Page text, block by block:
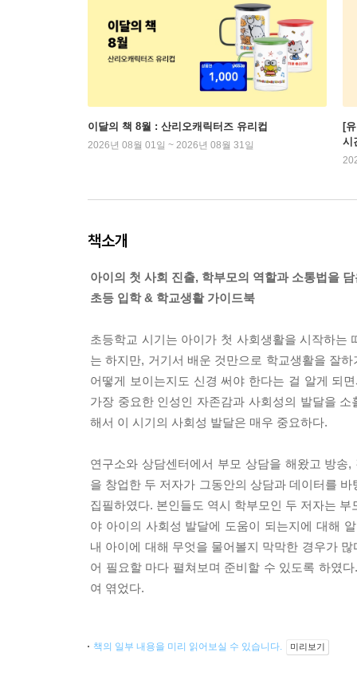
이달의 책 8월 : 산리오캐릭터즈 유리컵
2026년 08월 01일 ~ 2026년 08월 31일
[
시
책소개
아이의 첫 사회 진출, 학부모의 역할과 소통법을 담
초등 입학 & 학교생활 가이드북
초등학교 시기는 아이가 첫 사회생활을 시작하는
는 하지만, 거기서 배운 것만으로 학교생활을 잘
어떻게 보이는지도 신경 써야 한다는 걸 알게 되
가장 중요한 인성인 자존감과 사회성의 발달을
해서 이 시기의 사회성 발달은 매우 중요하다.
연구소와 상담센터에서 부모 상담을 해왔고 방
을 창업한 두 저자가 그동안의 상담과 데이터를
집필하였다. 본인들도 역시 학부모인 두 저자는
야 아이의 사회성 발달에 도움이 되는지에 대해
내 아이에 대해 무엇을 물어볼지 막막한 경우가
어 필요할 마다 펼쳐보며 준비할 수 있도록 하였
여 엮었다.
책의 일부 내용을 미리 읽어보실 수 있습니다. 미리보기